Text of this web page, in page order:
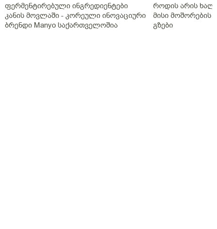
ფერმენტირებული ინგრედიენტები
კანის მოვლაში - კორეული ინოვაციური
ბრენდი Manyo საქართველოშია
როდის არის
მისი მოშორების
გზები